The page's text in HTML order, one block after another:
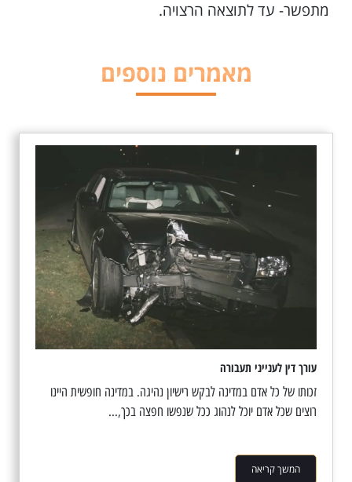
מתפשר- עד לתוצאה הרצויה.
מאמרים נוספים
עורך דין לענייני תעבורה
זכותו של כל אדם במדינה לבקש רישיון נהיגה. במדינה חופשית היינו
רוצים שכל אדם יוכל לנהוג ככל שנפשו חפצה בכך,...
המשך קריאה